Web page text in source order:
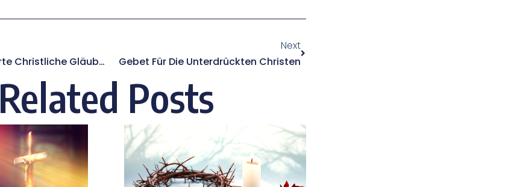
Gebet Für Inhaftierte Christliche Gläubige
Next
Gebet Für Die Unterdrückten Christen
Related Posts